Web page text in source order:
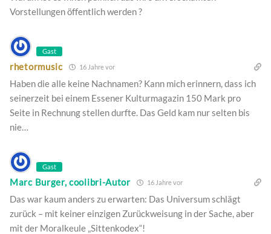
Vorstellungen öffentlich werden ?
Gast
rhetormusic 16 Jahre vor
Haben die alle keine Nachnamen? Kann mich erinnern, dass ich
seinerzeit bei einem Essener Kulturmagazin 150 Mark pro
Seite in Rechnung stellen durfte. Das Geld kam nur selten bis
nie…
Gast
Marc Burger, coolibri-Autor 16 Jahre vor
Das war kaum anders zu erwarten: Das Universum schlägt
zurück – mit keiner einzigen Zurückweisung in der Sache, aber
mit der Moralkeule „Sittenkodex“!